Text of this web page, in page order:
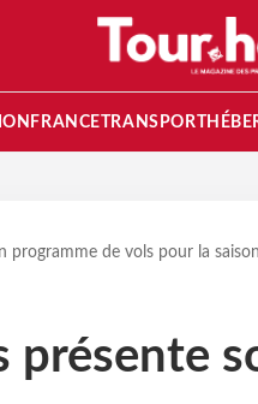
FRANCETRANSPORT
programme de vols pour la
présente